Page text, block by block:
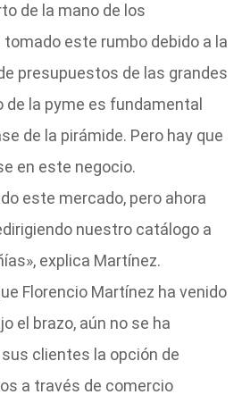
de la mano de los
este rumbo debido a la
presupuestos de las grandes
de la pyme es fundamental
de la pirámide. Pero hay que
en este negocio.
este mercado, pero ahora
nuestro catálogo a
explica Martínez.
Florencio Martínez ha venido
el brazo, aún no se ha
clientes la opción de
a través de comercio